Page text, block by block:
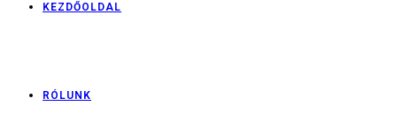
KEZDŐOLDAL
RÓLUNK